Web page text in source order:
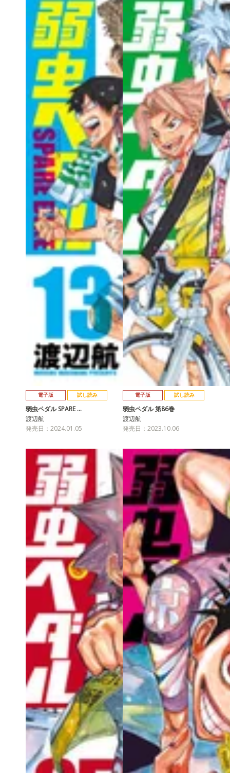
電子版 試し読み
弱虫ペダル SPARE …
渡辺航
発売日：2024.01.05
電子版 試し読み
弱虫ペダル 第86巻
渡辺航
発売日：2023.10.06